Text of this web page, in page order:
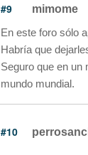
#9 mimome
En este foro sólo
Habría que
Seguro que en un
mundo mundial.
#10